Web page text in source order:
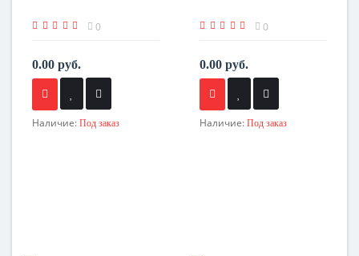
0
0.00 руб.
Наличие: Под заказ
0
0.00 руб.
Наличие: Под заказ